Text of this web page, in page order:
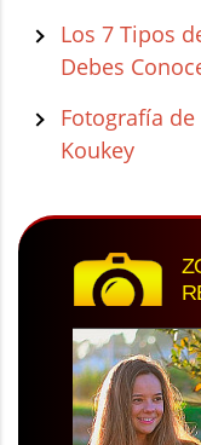
Los 7 Tipos
Debes
Fotografía
Koukey